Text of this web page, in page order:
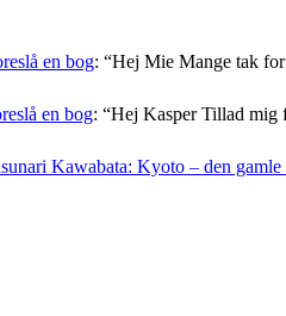
en bog: “Hej Mie Mange tak
en bog: “Hej Kasper Tillad mig
Kawabata: Kyoto – den gamle